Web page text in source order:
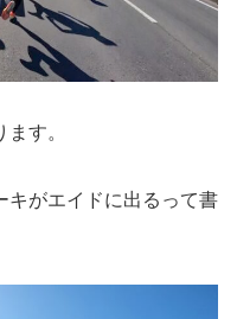
す。
キがエイドに出るって書